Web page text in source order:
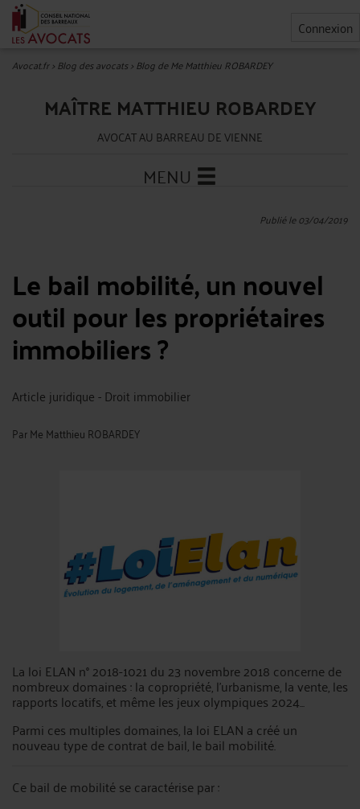
Connexion
Avocat.fr>Blog des avocats>Blog de Me Matthieu ROBARDEY
MAÎTRE MATTHIEU ROBARDEY
AVOCAT AU BARREAU DE VIENNE
MENU
Publié le 03/04/2019
Le bail mobilité, un nouvel
outil pour les propriétaires
immobiliers ?
Article juridique - Droit immobilier
ParMe Matthieu ROBARDEY
La loi ELAN n° 2018-1021 du 23 novembre 2018 concerne de
nombreux domaines : la copropriété, l'urbanisme, la vente, les
rapports locatifs, et même les jeux olympiques 2024...
Parmi ces multiples domaines, la loi ELAN a créé un
nouveau type de contrat de bail, le bail mobilité.
Ce bail de mobilité se caractérise par :